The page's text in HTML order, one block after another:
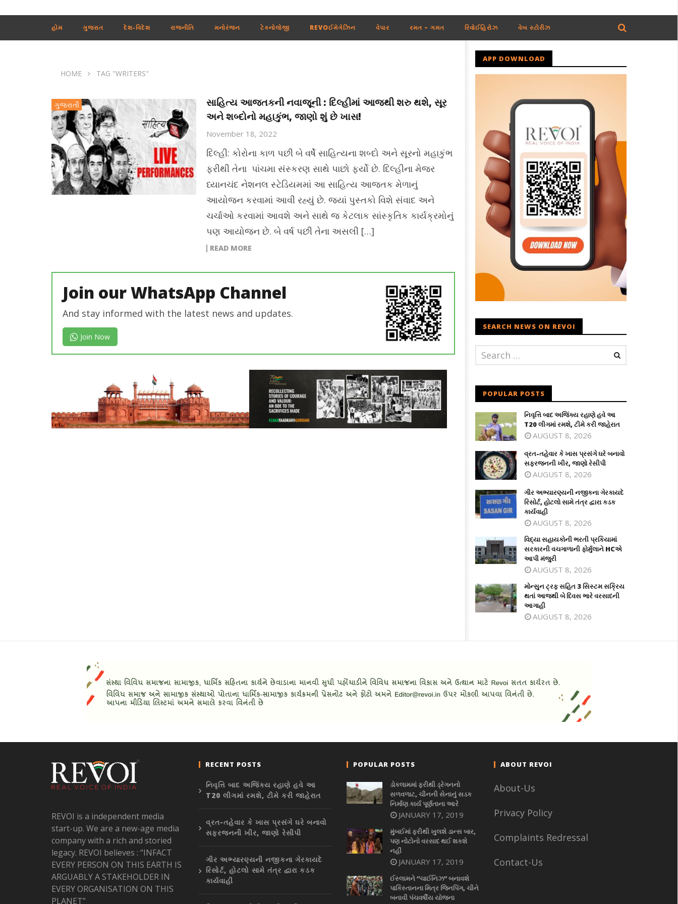
હોમ ગુજરાત દેશ-વિદેશ રાજનીતિ મનોરંજન ટેકનોલોજી REVOઈમેગેઝિન વેપાર રમત – ગમત રિવોઈહિરોઝ વેબ સ્ટોરીઝ
HOME TAG "WRITERS"
ગુજરાતી
સાહિત્ય આજતકની નવાજૂની : દિલ્હીમાં આજથી શરુ થશે, સૂર
અને શબ્દોનો મહાકુંભ, જાણો શું છે ખાસ!
November 18, 2022
દિલ્હી: કોરોના કાળ પછી બે વર્ષે સાહિત્યના શબ્દો અને સૂરનો મહાકુંભ
ફરીથી તેના પાંચમા સંસ્કરણ સાથે પાછો ફર્યો છે. દિલ્હીના મેજર
ધ્યાનચંદ નેશનલ સ્ટેડિયમમાં આ સાહિત્ય આજતક મેળાનું
આયોજન કરવામાં આવી રહ્યું છે. જ્યાં પુસ્તકો વિશે સંવાદ અને
ચર્ચાઓ કરવામાં આવશે અને સાથે જ કેટલાક સાંસ્કૃતિક કાર્યક્રમોનું
પણ આયોજન છે. બે વર્ષ પછી તેના અસલી […]
READ MORE
Join our WhatsApp Channel
And stay informed with the latest news and updates.
Join Now
APP DOWNLOAD
SEARCH NEWS ON REVOI
POPULAR POSTS
નિવૃત્તિ બાદ અજિંક્ય રહાણે હવે આ
T20 લીગમાં રમશે, ટીમે કરી જાહેરાત
AUGUST 8, 2026
વ્રત-તહેવાર કે ખાસ પ્રસંગે ઘરે બનાવો
સફરજનની ખીર, જાણો રેસીપી
AUGUST 8, 2026
ગીર અભ્યારણ્યની નજીકના ગેરકાયદે
રિસોર્ટ, હોટલો સામે તંત્ર દ્વારા કડક
કાર્યવાહી
AUGUST 8, 2026
વિદ્યા સહાયકોની ભરતી પ્રકિયામાં
સરકારની વચગાળાની ફોર્મુલાને HCએ
આપી મંજુરી
AUGUST 8, 2026
મોન્સુન ટ્રફ સહિત 3 સિસ્ટમ સક્રિય
થતાં આજથી બે દિવસ ભારે વરસાદની
આગાહી
AUGUST 8, 2026
REVOI is a independent media
start-up. We are a new-age media
company with a rich and storied
legacy. REVOI believes : “INFACT
EVERY PERSON ON THIS EARTH IS
ARGUABLY A STAKEHOLDER IN
EVERY ORGANISATION ON THIS
PLANET”
RECENT POSTS
નિવૃત્તિ બાદ અજિંક્ય રહાણે હવે આ
T20 લીગમાં રમશે, ટીમે કરી જાહેરાત
વ્રત-તહેવાર કે ખાસ પ્રસંગે ઘરે બનાવો
સફરજનની ખીર, જાણો રેસીપી
ગીર અભ્યારણ્યની નજીકના ગેરકાયદે
રિસોર્ટ, હોટલો સામે તંત્ર દ્વારા કડક
કાર્યવાહી
POPULAR POSTS
ડોકલામમાં ફરીથી ડ્રેગનનો
સળવળાટ, ચીનની સેનાનું સડક
નિર્માણ કાર્ય પૂર્ણતાના આરે
JANUARY 17, 2019
મુંબઈમાં ફરીથી ખુલશે ડાન્સ બાર,
પણ નોટોનો વરસાદ થઈ શકશે
નહીં
JANUARY 17, 2019
ઈસ્લામને “ચાઈનિઝ” બનાવશે
પાકિસ્તાનના મિત્ર જિનપિંગ, ચીને
બનાવી પંચવર્ષીય યોજના
ABOUT REVOI
About-Us
Privacy Policy
Complaints Redressal
Contact-Us